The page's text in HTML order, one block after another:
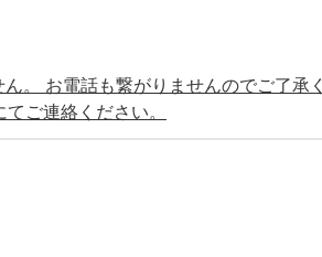
。 お電話も繋がりませんのでご了承く
ご連絡ください。